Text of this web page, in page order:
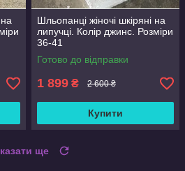
Шльопанці жіночі шкіряні на
липучці. Колір джинс. Розміри
36-41
Готово до відправки
1 899 ₴ 2 600 ₴
Купити
ще